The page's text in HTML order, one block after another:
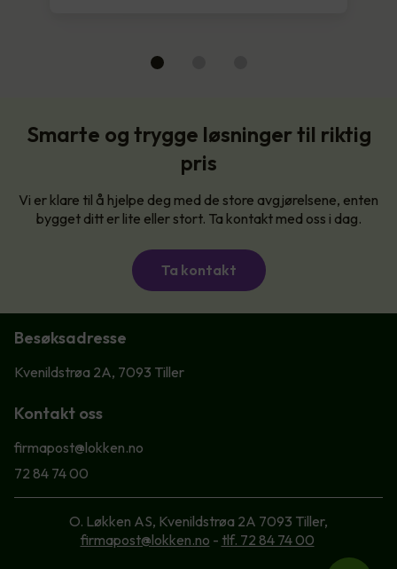
Smarte og trygge løsninger til riktig
pris
Vi er klare til å hjelpe deg med de store avgjørelsene, enten
bygget ditt er lite eller stort. Ta kontakt med oss i dag.
Ta kontakt
Besøksadresse
Kvenildstrøa 2A, 7093 Tiller
Kontakt oss
firmapost@lokken.no
72 84 74 00
O. Løkken AS, Kvenildstrøa 2A 7093 Tiller,
firmapost@lokken.no - tlf. 72 84 74 00